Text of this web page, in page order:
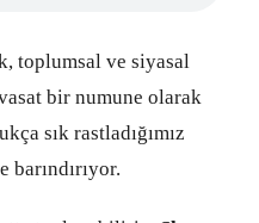
toplumsal ve siyasal
bir numune olarak
sık rastladığımız
barındırıyor.